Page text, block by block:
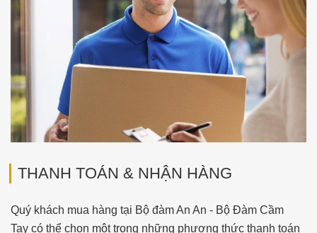
THANH TOÁN & NHẬN HÀNG
Quý khách mua hàng tại Bộ đàm An An - Bộ Đàm Cầm
Tay có thể chọn một trong những phương thức thanh toán